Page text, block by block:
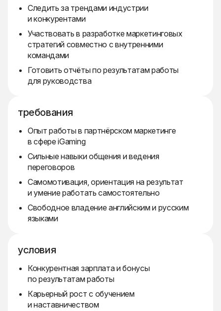
Следить за трендами индустрии
и конкурентами
Участвовать в разработке маркетинговых
стратегий совместно с внутренними
командами
Готовить отчёты по результатам работы
для руководства
требования
Опыт работы в партнёрском маркетинге
в сфере iGaming
Сильные навыки общения и ведения
переговоров
Самомотивация, ориентация на результат
и умение работать самостоятельно
Свободное владение английским и русским
языками
условия
Конкурентная зарплата и бонусы
по результатам работы
Карьерный рост с обучением
и наставничеством